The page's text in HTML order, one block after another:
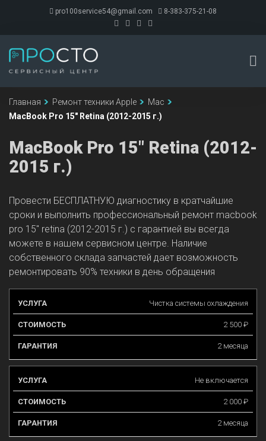
pro100service54@gmail.com 8-383-375-21-08
Главная Ремонт техники Apple
Mac
MacBook Pro 15" Retina (2012-2015 г.)
MacBook Pro 15" Retina (2012-
2015 г.)
Провести БЕСПЛАТНУЮ диагностику в кратчайшие
сроки и выполнить профессиональный ремонт macbook
pro 15" retina (2012-2015 г.) с гарантией вы всегда
можете в нашем сервисном центре. Наличие
собственного склада запчастей дает возможность
ремонтировать 90% техники в день обращения
УСЛУГА ГАРАНТИЯ
Чистка системы охлаждения
2 500 ₽
2 месяца
Не включается
2 000 ₽
2 месяца